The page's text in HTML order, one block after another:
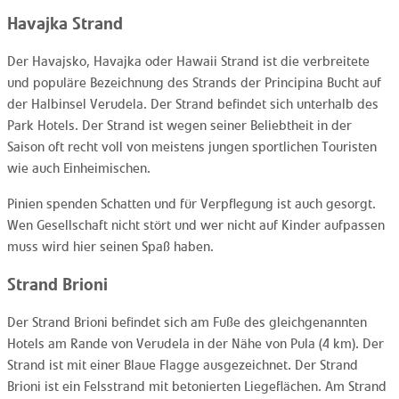
Havajka Strand
Der Havajsko, Havajka oder Hawaii Strand ist die verbreitete
und populäre Bezeichnung des Strands der Principina Bucht auf
der Halbinsel Verudela. Der Strand befindet sich unterhalb des
Park Hotels. Der Strand ist wegen seiner Beliebtheit in der
Saison oft recht voll von meistens jungen sportlichen Touristen
wie auch Einheimischen.
Pinien spenden Schatten und für Verpflegung ist auch gesorgt.
Wen Gesellschaft nicht stört und wer nicht auf Kinder aufpassen
muss wird hier seinen Spaß haben.
Strand Brioni
Der Strand Brioni befindet sich am Fuße des gleichgenannten
Hotels am Rande von Verudela in der Nähe von Pula (4 km). Der
Strand ist mit einer Blaue Flagge ausgezeichnet. Der Strand
Brioni ist ein Felsstrand mit betonierten Liegeflächen. Am Strand